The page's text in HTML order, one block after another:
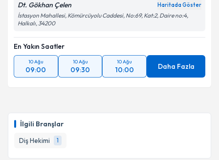
İlgili Branşlar
Diş Hekimi
1
Dt. Gökhan Çelen Haritada Göster
İstasyon Mahallesi, Kömürcüyolu Caddesi, No:69, Kat:2, Daire no:4,
Halkalı, 34200
En Yakın Saatler
10 Ağu
09:00
10 Ağu
09:30
10 Ağu
10:00 Daha Fazla